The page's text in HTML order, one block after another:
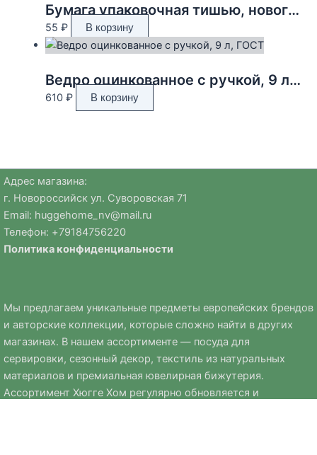
Бумага упаковочная тишью, новогодняя упаковка «Звезды»,50 х 66 см.
55 ₽ В корзину
Ведро оцинкованное с ручкой, 9 л, ГОСТ
610 ₽ В корзину
Адрес магазина:
г. Новороссийск ул. Суворовская 71
Email: huggehome_nv@mail.ru
Телефон: +79184756220
Политика конфиденциальности
Мы предлагаем уникальные предметы европейских брендов
и авторские коллекции, которые сложно найти в других
магазинах. В нашем ассортименте — посуда для
сервировки, сезонный декор, текстиль из натуральных
материалов и премиальная ювелирная бижутерия.
Ассортимент Хюгге Хом регулярно обновляется и